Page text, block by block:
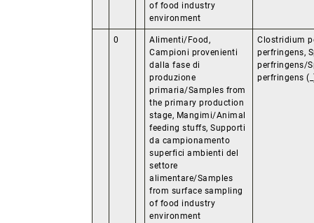
of food industry
environment
0
Alimenti/Food,
Campioni provenienti
dalla fase di
produzione
primaria/Samples from
the primary production
stage, Mangimi/Animal
feeding stuffs, Supporti
da campionamento
superfici ambienti del
settore
alimentare/Samples
from surface sampling
of food industry
environment
Clostridium
perfringens,
perfringens/
perfringens